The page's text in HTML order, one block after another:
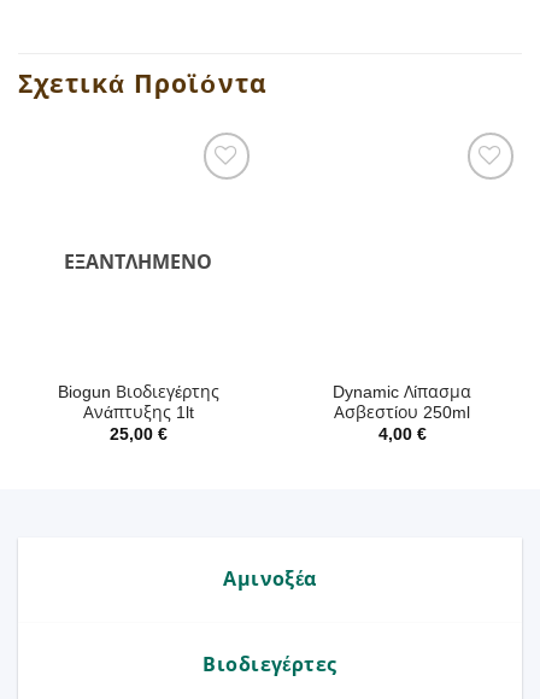
Σχετικά Προϊόντα
ΕΞΑΝΤΛΗΜΈΝΟ
Biogun Βιοδιεγέρτης
Ανάπτυξης 1lt
25,00 €
Dynamic Λίπασμα
Ασβεστίου 250ml
4,00 €
Αμινοξέα
Βιοδιεγέρτες